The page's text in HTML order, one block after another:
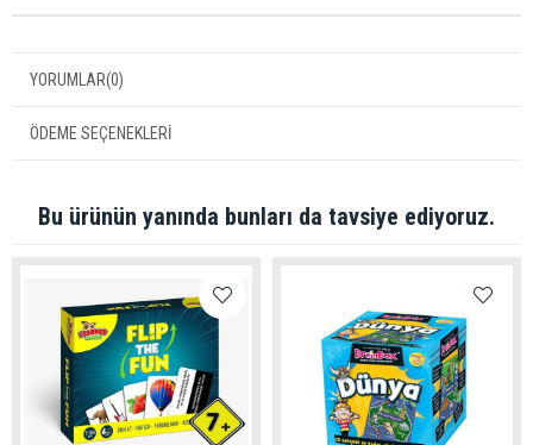
YORUMLAR(0)
ÖDEME SEÇENEKLERI
Bu ürünün yanında bunları da tavsiye ediyoruz.